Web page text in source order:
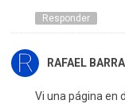
Responder
RAFAEL
Vi una página en